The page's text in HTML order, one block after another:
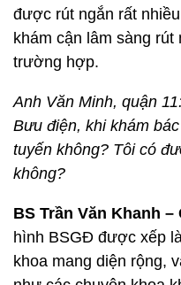
được rút ngắn rất
khám cận lâm sàng
trường hợp.
Anh Văn Minh, quận
Bưu điện, khi khám
tuyến không? Tôi có
không?
BS Trần Văn Khanh
hình BSGĐ được xếp
khoa mang diện rộng,